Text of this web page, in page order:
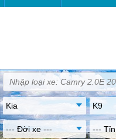
Kia K9
--- Đời xe --- ---